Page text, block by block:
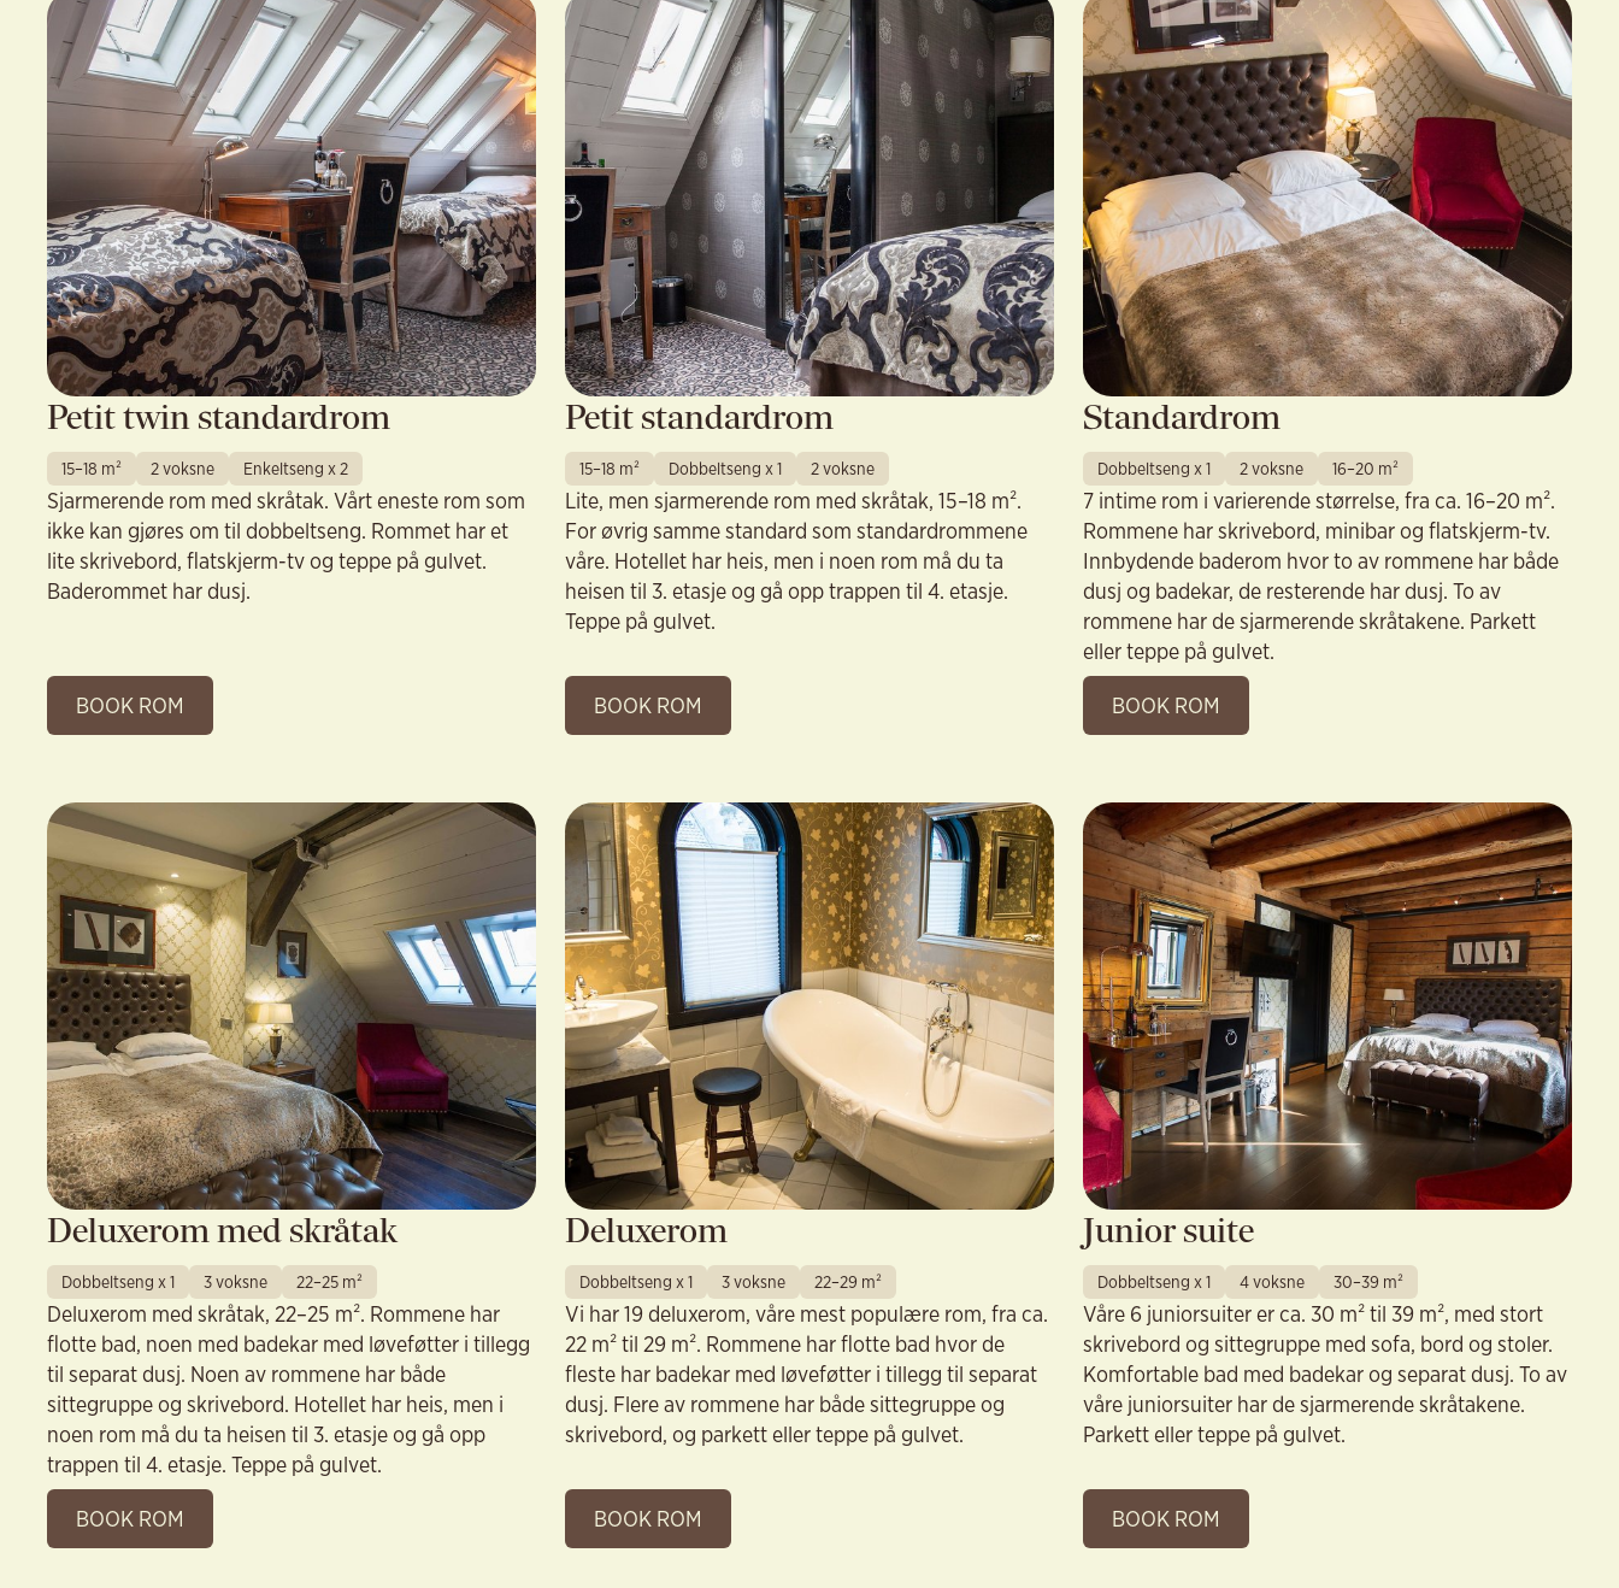
Petit twin standardrom
15–18 m² 2 voksne Enkeltseng x 2
Sjarmerende rom med skråtak. Vårt eneste rom som
ikke kan gjøres om til dobbeltseng. Rommet har et
lite skrivebord, flatskjerm-tv og teppe på gulvet.
Baderommet har dusj.
BOOK ROM
Petit standardrom
15–18 m² Dobbeltseng x 1 2 voksne
Lite, men sjarmerende rom med skråtak, 15–18 m².
For øvrig samme standard som standardrommene
våre. Hotellet har heis, men i noen rom må du ta
heisen til 3. etasje og gå opp trappen til 4. etasje.
Teppe på gulvet.
BOOK ROM
Standardrom
Dobbeltseng x 1 2 voksne 16–20 m²
7 intime rom i varierende størrelse, fra ca. 16–20 m².
Rommene har skrivebord, minibar og flatskjerm-tv.
Innbydende baderom hvor to av rommene har både
dusj og badekar, de resterende har dusj. To av
rommene har de sjarmerende skråtakene. Parkett
eller teppe på gulvet.
BOOK ROM
Deluxerom med skråtak
Dobbeltseng x 1 3 voksne 22–25 m²
Deluxerom med skråtak, 22–25 m². Rommene har
flotte bad, noen med badekar med løveføtter i tillegg
til separat dusj. Noen av rommene har både
sittegruppe og skrivebord. Hotellet har heis, men i
noen rom må du ta heisen til 3. etasje og gå opp
trappen til 4. etasje. Teppe på gulvet.
BOOK ROM
Deluxerom
Dobbeltseng x 1 3 voksne 22–29 m²
Vi har 19 deluxerom, våre mest populære rom, fra ca.
22 m² til 29 m². Rommene har flotte bad hvor de
fleste har badekar med løveføtter i tillegg til separat
dusj. Flere av rommene har både sittegruppe og
skrivebord, og parkett eller teppe på gulvet.
BOOK ROM
Junior suite
Dobbeltseng x 1 4 voksne 30–39 m²
Våre 6 juniorsuiter er ca. 30 m² til 39 m², med stort
skrivebord og sittegruppe med sofa, bord og stoler.
Komfortable bad med badekar og separat dusj. To av
våre juniorsuiter har de sjarmerende skråtakene.
Parkett eller teppe på gulvet.
BOOK ROM